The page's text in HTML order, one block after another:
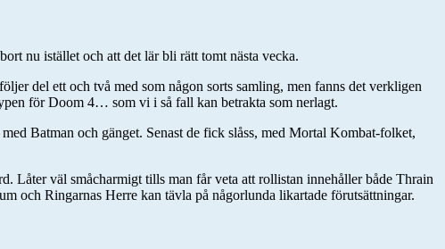
nu istället och att det lär bli rätt tomt nästa vecka.
del ett och två med som någon sorts samling, men fanns det verkligen
för Doom 4… som vi i så fall kan betrakta som nerlagt.
Batman och gänget. Senast de fick slåss, med Mortal Kombat-folket,
Låter väl småcharmigt tills man får veta att rollistan innehåller både Thrain
och Ringarnas Herre kan tävla på någorlunda likartade förutsättningar.